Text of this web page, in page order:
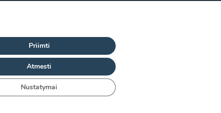
Priimti
Atmesti
Nustatymai